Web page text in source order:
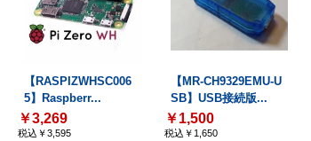
【RASPIZWHSC006
5】Raspberr...
￥3,269
税込￥3,595
【MR-CH9329EMU-U
SB】USB接続版...
￥1,500
税込￥1,650